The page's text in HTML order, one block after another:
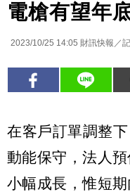
電槍有望年
2023/10/25 14:05 財訊快報／
在客戶訂單調整
動能保守，法人
小幅成長，惟短